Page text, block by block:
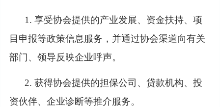
1. 享受协会提供的产业发展、资金扶持、项
目申报等政策信息服务，并通过协会渠道向有关
部门、领导反映企业呼声。
2. 获得协会提供的担保公司、贷款机构、投
资伙伴、企业诊断等推介服务。